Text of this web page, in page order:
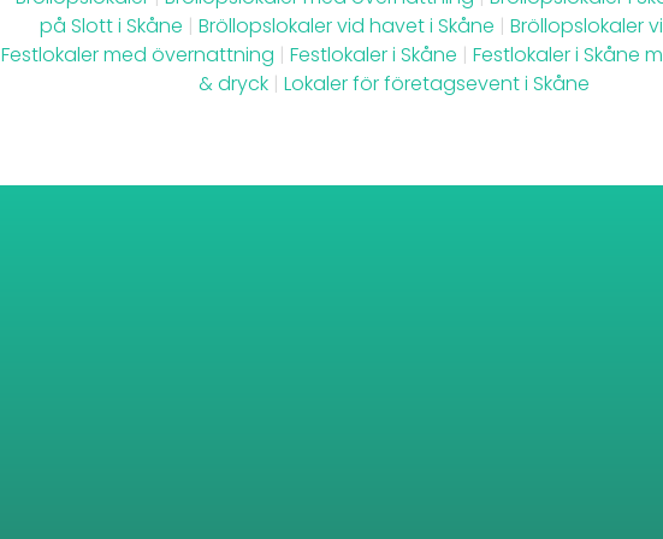
på Slott i Skåne | Bröllopslokaler vid havet i Skåne | Bröllopslokaler
Festlokaler med övernattning | Festlokaler i Skåne | Festlokaler i Skåne
& dryck | Lokaler för företagsevent i Skåne